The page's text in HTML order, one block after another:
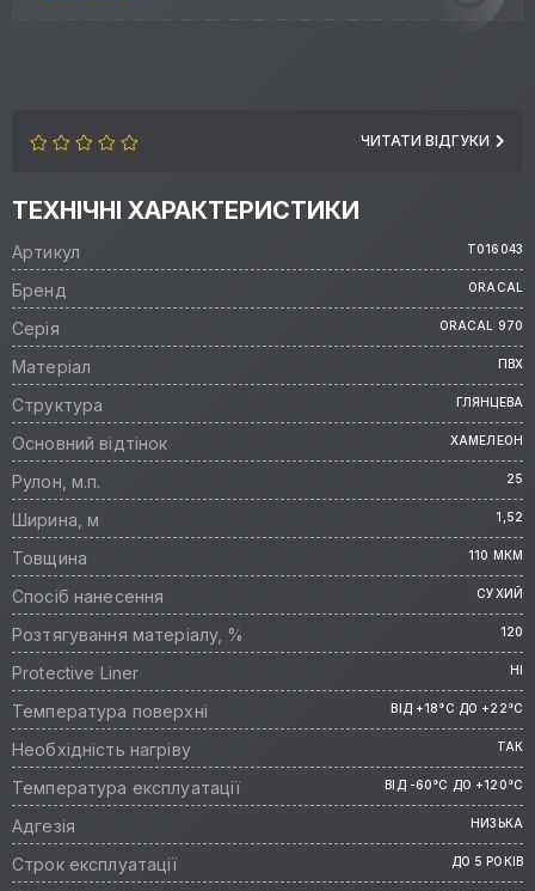
ЧИТАТИ ВІДГУКИ
ТЕХНІЧНІ ХАРАКТЕРИСТИКИ
Артикул Т016043
Бренд ORACAL
Серія ORACAL 970
Матеріал ПВХ
Структура ГЛЯНЦЕВА
Основний відтінок ХАМЕЛЕОН
Рулон, м.п. 25
Ширина, м 1,52
Товщина 110 МКМ
Спосіб нанесення СУХИЙ
Розтягування матеріалу, % 120
Protective Liner НІ
Температура поверхні ВІД +18°C ДО +22°C
Необхідність нагріву ТАК
Температура експлуатації ВІД -60°C ДО +120°C
Адгезія НИЗЬКА
Строк експлуатації ДО 5 РОКІВ